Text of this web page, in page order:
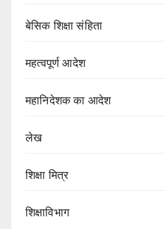
बेसिक शिक्षा संहिता
महत्वपूर्ण आदेश
महानिदेशक का आदेश
लेख
शिक्षा मित्र
शिक्षाविभाग